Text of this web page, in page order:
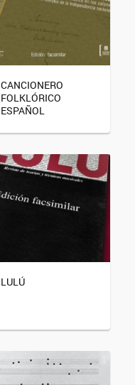
CANCIONERO
FOLKLÓRICO
ESPAÑOL
LULÚ